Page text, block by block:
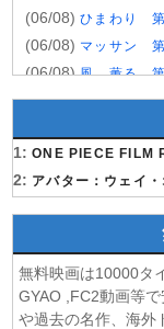
(06/08)ひまわり
(06/08) マッサン
(06/08)風、薫る
(06/08)君は夏のな
いびってこ
(06/08)サンダー３
(06/08)ヤンキー激
おちたら
(05/08)
(05/08)片田舎のお
(05/08)ヒロイン？
1: ONE PIECE FILM
2: アバター：ウェイ
無料映画は10000タ
GYAO ,FC2動画等
や過去の名作、海外